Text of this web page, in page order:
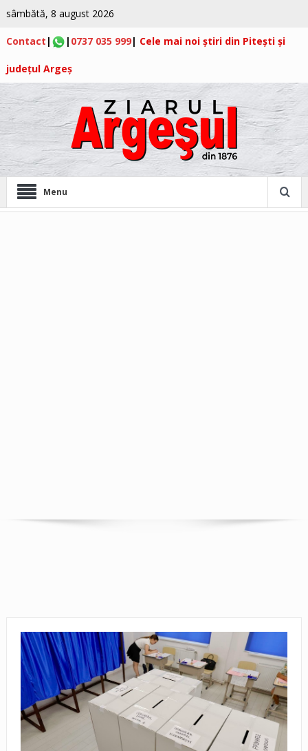
sâmbătă, 8 august 2026
Contact | | 0737 035 999| Cele mai noi știri din Pitești și
județul Argeș
Menu